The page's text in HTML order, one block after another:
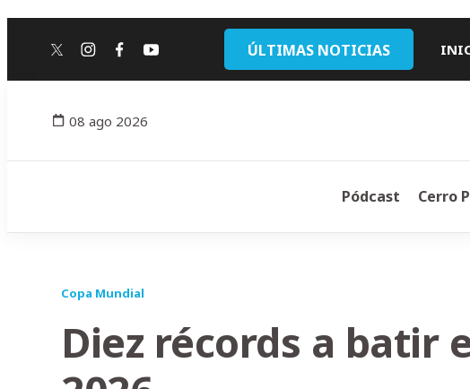
twitterinstagram
facebook
youtube ÚLTIMAS NOTICIAS
08 ago 2026
Pódcast Cerro
Copa Mundial
Diez récords a batir